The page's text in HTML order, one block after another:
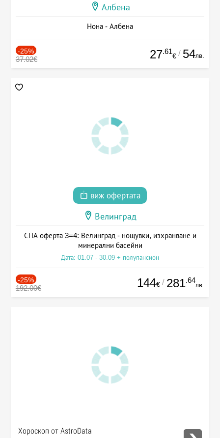
Албена
Нона - Албена
-25%
37.02€ 27.61
€ / 54лв.
виж офертата
Велинград
СПА оферта 3=4: Велинград - нощувки, изхранване и
минерални басейни
Дата: 01.07 - 30.09 + полупансион
-25%
192.00€ 144€ / 281.64
лв.
Хороскоп от AstroData